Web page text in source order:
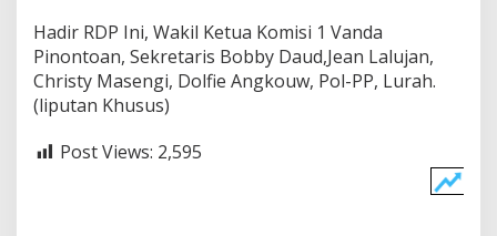
Hadir RDP Ini, Wakil Ketua Komisi 1 Vanda
Pinontoan, Sekretaris Bobby Daud,Jean Lalujan,
Christy Masengi, Dolfie Angkouw, Pol-PP, Lurah.
(liputan Khusus)
Post Views: 2,595